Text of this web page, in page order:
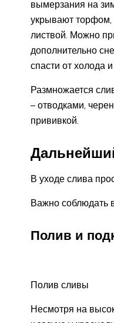
вымерзания на
укрывают
листвой. Можно
дополнительно
спасти от холода
Размножается
– отводками,
прививкой.
В уходе слива
Важно соблюдать
Полив и
Полив сливы
Несмотря на